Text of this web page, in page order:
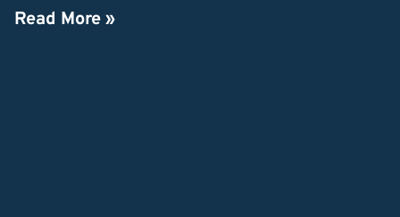
Read More »